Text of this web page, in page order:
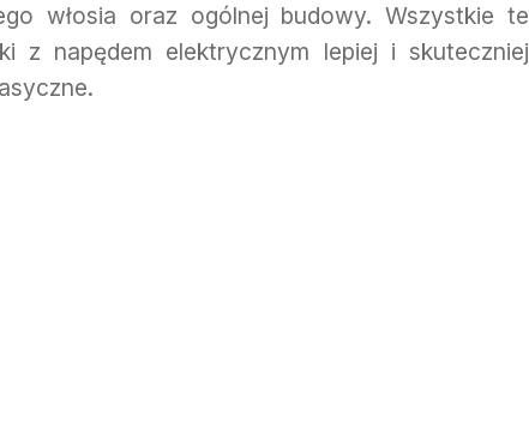
włosia oraz ogólnej budowy. Wszystkie te
z napędem elektrycznym lepiej i skuteczniej